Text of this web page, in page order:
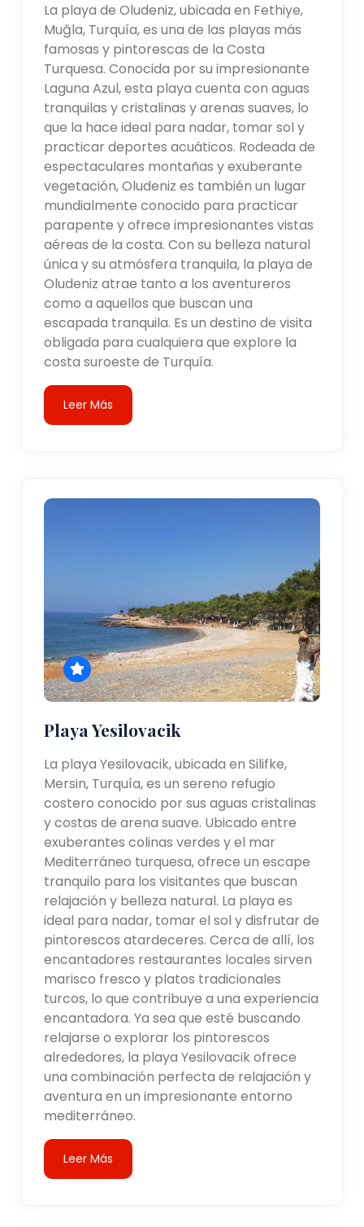
La playa de Oludeniz, ubicada en Fethiye,
Muğla, Turquía, es una de las playas más
famosas y pintorescas de la Costa
Turquesa. Conocida por su impresionante
Laguna Azul, esta playa cuenta con aguas
tranquilas y cristalinas y arenas suaves, lo
que la hace ideal para nadar, tomar sol y
practicar deportes acuáticos. Rodeada de
espectaculares montañas y exuberante
vegetación, Oludeniz es también un lugar
mundialmente conocido para practicar
parapente y ofrece impresionantes vistas
aéreas de la costa. Con su belleza natural
única y su atmósfera tranquila, la playa de
Oludeniz atrae tanto a los aventureros
como a aquellos que buscan una
escapada tranquila. Es un destino de visita
obligada para cualquiera que explore la
costa suroeste de Turquía.
Leer Más
Playa Yesilovacik
La playa Yesilovacik, ubicada en Silifke,
Mersin, Turquía, es un sereno refugio
costero conocido por sus aguas cristalinas
y costas de arena suave. Ubicado entre
exuberantes colinas verdes y el mar
Mediterráneo turquesa, ofrece un escape
tranquilo para los visitantes que buscan
relajación y belleza natural. La playa es
ideal para nadar, tomar el sol y disfrutar de
pintorescos atardeceres. Cerca de allí, los
encantadores restaurantes locales sirven
marisco fresco y platos tradicionales
turcos, lo que contribuye a una experiencia
encantadora. Ya sea que esté buscando
relajarse o explorar los pintorescos
alrededores, la playa Yesilovacik ofrece
una combinación perfecta de relajación y
aventura en un impresionante entorno
mediterráneo.
Leer Más